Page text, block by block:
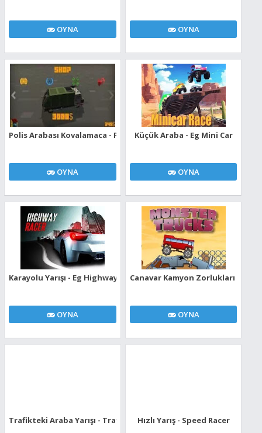
OYNA OYNA
Polis Arabası Kovalamaca - Police Car Town Chase
OYNA
Küçük Araba - Eg Mini Car
OYNA
Karayolu Yarışı - Eg Highway Racer
OYNA
Canavar Kamyon Zorlukları -
OYNA
Trafikteki Araba Yarışı - Traffic Car RacingHızlı Yarış - Speed Racer